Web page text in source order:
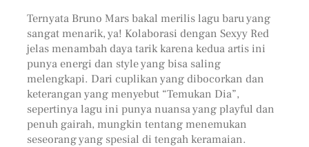
Ternyata Bruno Mars bakal merilis lagu baru yang
sangat menarik, ya! Kolaborasi dengan Sexyy Red
jelas menambah daya tarik karena kedua artis ini
punya energi dan style yang bisa saling
melengkapi. Dari cuplikan yang dibocorkan dan
keterangan yang menyebut “Temukan Dia”,
sepertinya lagu ini punya nuansa yang playful dan
penuh gairah, mungkin tentang menemukan
seseorang yang spesial di tengah keramaian.